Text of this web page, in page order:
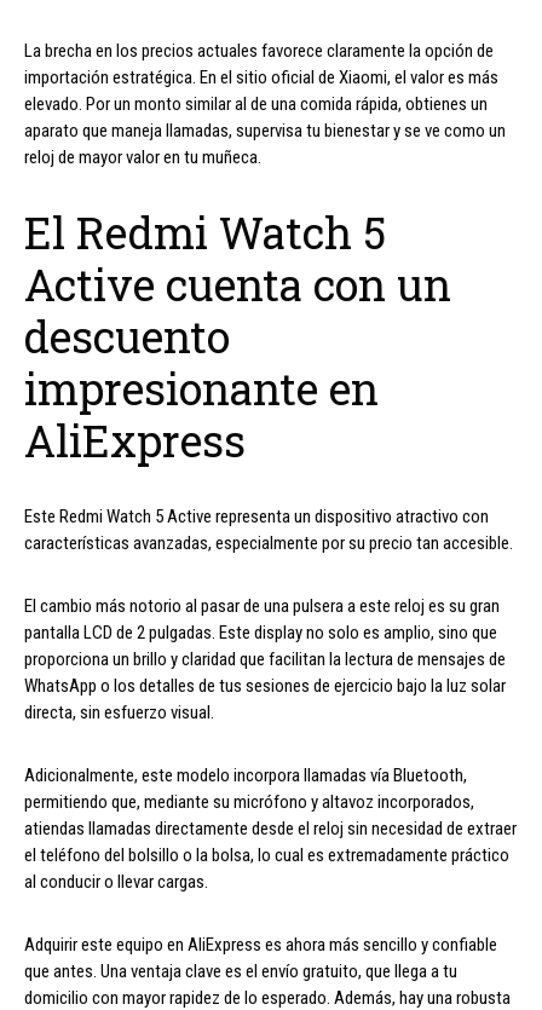
La brecha en los precios actuales favorece claramente la opción de
importación estratégica. En el sitio oficial de Xiaomi, el valor es más
elevado. Por un monto similar al de una comida rápida, obtienes un
aparato que maneja llamadas, supervisa tu bienestar y se ve como un
reloj de mayor valor en tu muñeca.
El Redmi Watch 5
Active cuenta con un
descuento
impresionante en
AliExpress
Este Redmi Watch 5 Active representa un dispositivo atractivo con
características avanzadas, especialmente por su precio tan accesible.
El cambio más notorio al pasar de una pulsera a este reloj es su gran
pantalla LCD de 2 pulgadas. Este display no solo es amplio, sino que
proporciona un brillo y claridad que facilitan la lectura de mensajes de
WhatsApp o los detalles de tus sesiones de ejercicio bajo la luz solar
directa, sin esfuerzo visual.
Adicionalmente, este modelo incorpora llamadas vía Bluetooth,
permitiendo que, mediante su micrófono y altavoz incorporados,
atiendas llamadas directamente desde el reloj sin necesidad de extraer
el teléfono del bolsillo o la bolsa, lo cual es extremadamente práctico
al conducir o llevar cargas.
Adquirir este equipo en AliExpress es ahora más sencillo y confiable
que antes. Una ventaja clave es el envío gratuito, que llega a tu
domicilio con mayor rapidez de lo esperado. Además, hay una robusta